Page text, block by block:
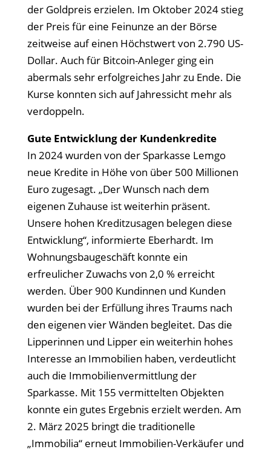
der Goldpreis erzielen. Im Oktober 2024 stieg
der Preis für eine Feinunze an der Börse
zeitweise auf einen Höchstwert von 2.790 US-
Dollar. Auch für Bitcoin-Anleger ging ein
abermals sehr erfolgreiches Jahr zu Ende. Die
Kurse konnten sich auf Jahressicht mehr als
verdoppeln.
Gute Entwicklung der Kundenkredite
In 2024 wurden von der Sparkasse Lemgo
neue Kredite in Höhe von über 500 Millionen
Euro zugesagt. „Der Wunsch nach dem
eigenen Zuhause ist weiterhin präsent.
Unsere hohen Kreditzusagen belegen diese
Entwicklung“, informierte Eberhardt. Im
Wohnungsbaugeschäft konnte ein
erfreulicher Zuwachs von 2,0 % erreicht
werden. Über 900 Kundinnen und Kunden
wurden bei der Erfüllung ihres Traums nach
den eigenen vier Wänden begleitet. Das die
Lipperinnen und Lipper ein weiterhin hohes
Interesse an Immobilien haben, verdeutlicht
auch die Immobilienvermittlung der
Sparkasse. Mit 155 vermittelten Objekten
konnte ein gutes Ergebnis erzielt werden. Am
2. März 2025 bringt die traditionelle
„Immobilia“ erneut Immobilien-Verkäufer und